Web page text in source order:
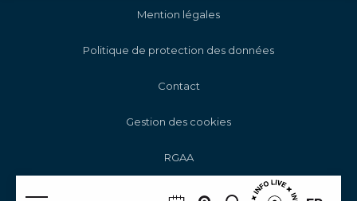
Mention légales
Politique de protection des données
Contact
Gestion des cookies
RGAA